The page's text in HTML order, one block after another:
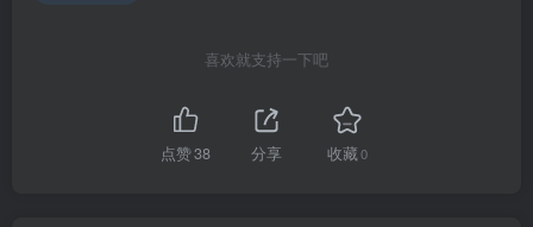
喜欢就支持一下吧
点赞38 分享 收藏0